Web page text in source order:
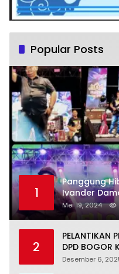
Popular Posts
1
Panggung
Ivander
Warga
Mei 19, 2024
2
PELANTIKAN
DPD BOGOR
KHIDMAT
Desember 6,